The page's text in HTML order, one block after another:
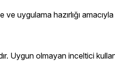
uygulama hazırlığı
Uygun olmayan inceltici